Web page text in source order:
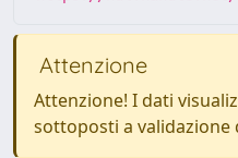
Attenzione
Attenzione! I dati
sottoposti a validazione